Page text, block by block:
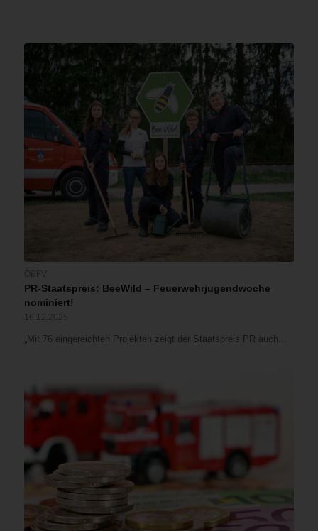
PR-Staatspreis: BeeWild – Feuerwehrjugendwoche
nominiert!
„Mit 76 eingereichten Projekten zeigt der Staatspreis PR auch…